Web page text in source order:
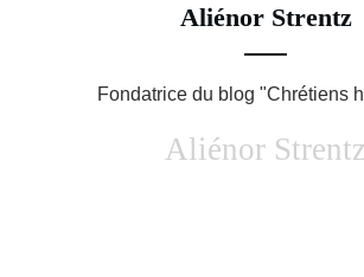
Aliénor Strentz
Fondatrice du blog "Chrétiens
Aliénor Strentz